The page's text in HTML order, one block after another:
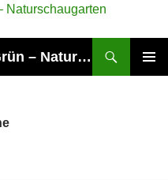
Arbeitskreis Naturnahes Grün – Naturschaugarten Lindenmühle